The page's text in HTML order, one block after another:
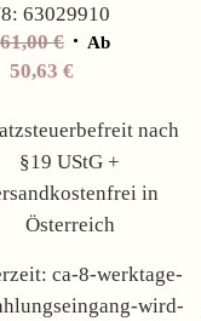
63029910
61,00€ Ab
50,63 €
nach
§19 UStG +
in
Österreich
ca-8-werktage-
wird-